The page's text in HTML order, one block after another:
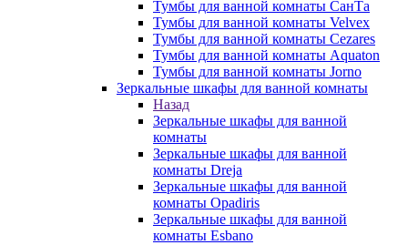
Тумбы для ванной комнаты СанТа
Тумбы для ванной комнаты Velvex
Тумбы для ванной комнаты Cezares
Тумбы для ванной комнаты Aquaton
Тумбы для ванной комнаты Jorno
Зеркальные шкафы для ванной комнаты
Назад
Зеркальные шкафы для ванной
комнаты
Зеркальные шкафы для ванной
комнаты Dreja
Зеркальные шкафы для ванной
комнаты Opadiris
Зеркальные шкафы для ванной
комнаты Esbano